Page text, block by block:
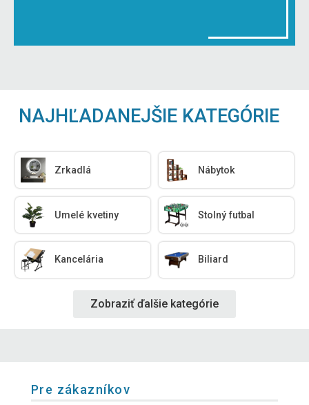
NAJHĽADANEJŠIE KATEGÓRIE
Zrkadlá Nábytok
Umelé kvetiny Stolný futbal
Kancelária Biliard
Zobraziť ďalšie kategórie
Pre zákazníkov